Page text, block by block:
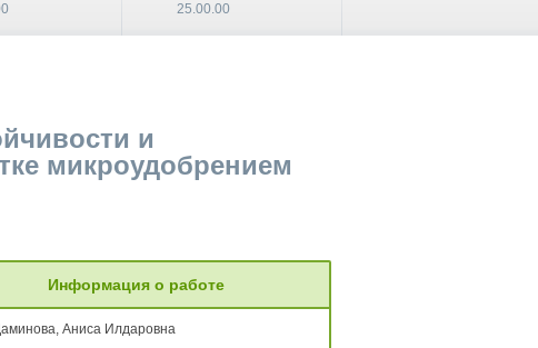
и
микроудобрением
Информация о работе
Аниса Илдаровна
25.00.00